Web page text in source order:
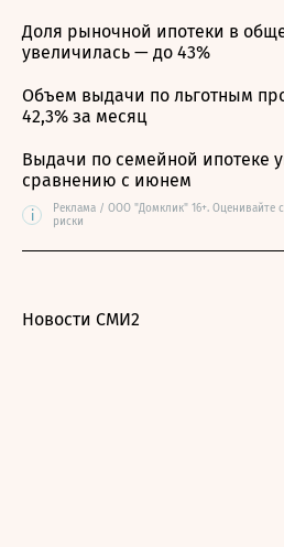
Доля рыночной ипотеки в
увеличилась — до 43%
Объем выдачи по льготным
42,3% за месяц
Выдачи по семейной ипотеке
сравнению с июнем
i
Реклама / ООО "Домклик" 16+. Оценивайте
риски
Новости СМИ2